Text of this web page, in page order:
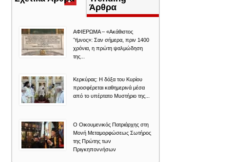
καρτέλα)
Άρθρα
ΑΦΙΕΡΩΜΑ – «Ακάθιστος
Ύμνος»: Σαν σήμερα, πριν 1400
χρόνια, η πρώτη ψαλμώδηση
της...
Κερκύρας: Η δόξα του Κυρίου
προσφέρεται καθημερινά μέσα
από το υπέρτατο Μυστήριο της...
Ο Οικουμενικός Πατριάρχης στη
Μονή Μεταμορφώσεως Σωτήρος
της Πρώτης των
Πριγκηποννήσων